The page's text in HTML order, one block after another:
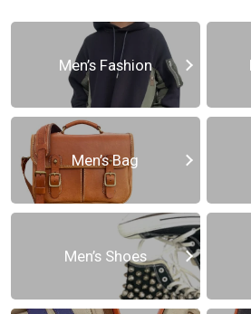
Men’s Fashion
Men’s Bag
Men’s Shoes